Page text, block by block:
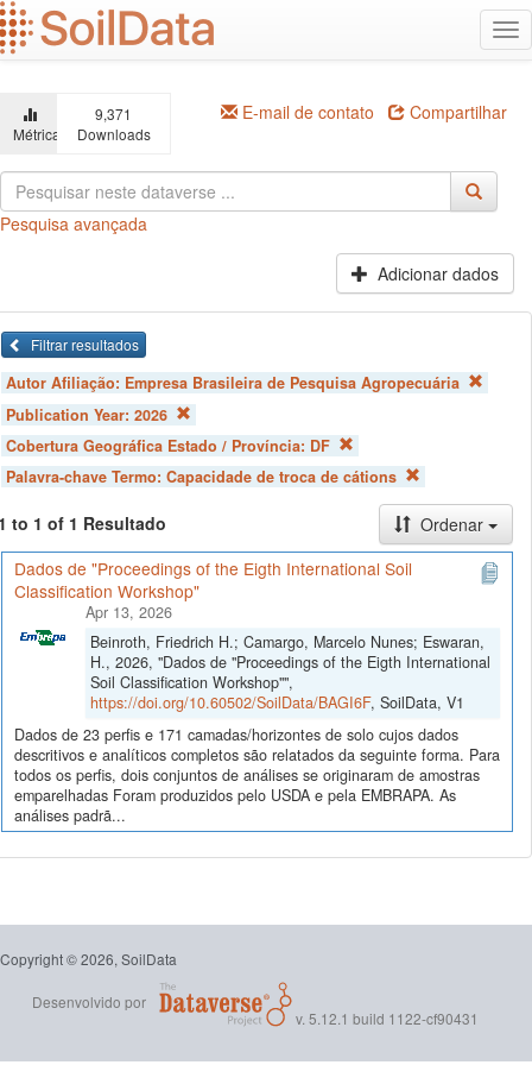
Ir
para
o
principal
Métricas
9,371
Downloads
E-mail de contato Compartilhar
Pesquisa avançada
Adicionar dados
Filtrar resultados
Autor Afiliação: Empresa Brasileira de Pesquisa Agropecuária
Publication Year: 2026
Cobertura Geográfica Estado / Província: DF
Palavra-chave Termo: Capacidade de troca de cátions
to 1 of 1 Resultado
Ordenar
Dados de "Proceedings of the Eigth International Soil
Classification Workshop"
Apr 13, 2026
Beinroth, Friedrich H.; Camargo, Marcelo Nunes; Eswaran,
H., 2026, "Dados de "Proceedings of the Eigth International
Soil Classification Workshop"",
https://doi.org/10.60502/SoilData/BAGI6F, SoilData, V1
Dados de 23 perfis e 171 camadas/horizontes de solo cujos dados
descritivos e analíticos completos são relatados da seguinte forma. Para
todos os perfis, dois conjuntos de análises se originaram de amostras
emparelhadas Foram produzidos pelo USDA e pela EMBRAPA. As
análises padrã...
Copyright © 2026, SoilData
Desenvolvido por
v. 5.12.1 build 1122-cf90431